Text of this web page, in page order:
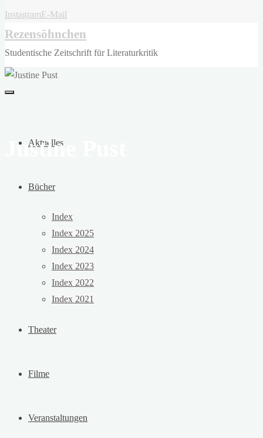
InstagramE-Mail
Rezensöhnchen
Studentische Zeitschrift für Literaturkritik
Aktuelles
Bücher
Index
Index 2025
Index 2024
Index 2023
Index 2022
Index 2021
Theater
Filme
Veranstaltungen
Justine Pust